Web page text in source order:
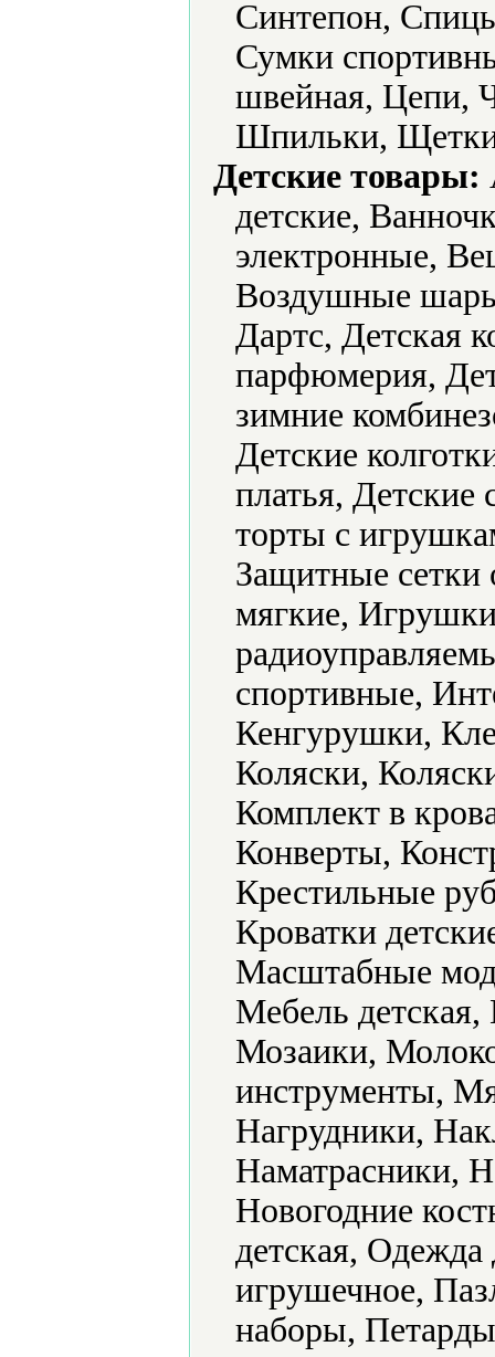
Синтепон,
Сумки
швейная,
Шпильки,
Детские товары:
детские,
электронные,
Воздушные
Дартс, Детская
парфюмерия,
зимние
Детские
платья, Детские
торты с
Защитные
мягкие,
спортивные,
Кенгурушки,
Коляски,
Комплект в
Конверты,
Крестильные
Кроватки
Масштабные
Мебель
Мозаики,
инструменты,
Нагрудники,
Наматрасники,
Новогодние
детская,
игрушечное,
наборы,